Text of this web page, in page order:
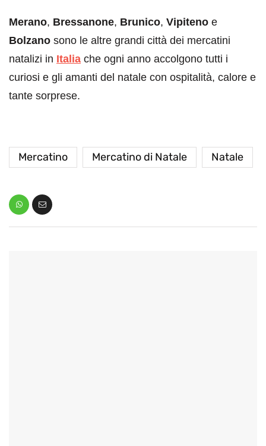
Merano, Bressanone, Brunico, Vipiteno e
Bolzano sono le altre grandi città dei mercatini
natalizi in Italia che ogni anno accolgono tutti i
curiosi e gli amanti del natale con ospitalità, calore e
tante sorprese.
Mercatino Mercatino di Natale Natale